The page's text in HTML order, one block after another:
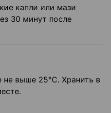
капли или мази
30 минут после
не выше 25°С. Хранить в